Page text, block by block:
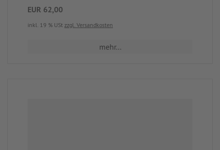
EUR 62,00
inkl. 19 % USt zzgl. Versandkosten
mehr...